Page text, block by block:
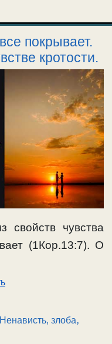
покрывает.
кротости.
свойств чувства
(1Кор.13:7). О
Ненависть, злоба,